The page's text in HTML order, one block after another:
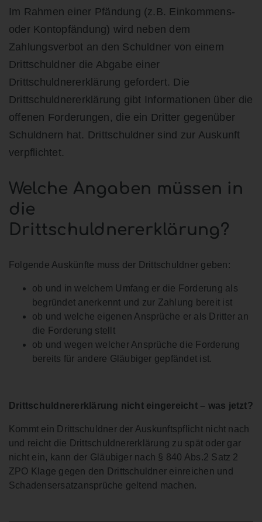
Im Rahmen einer Pfändung (z.B. Einkommens-
oder Kontopfändung) wird neben dem
Zahlungsverbot an den Schuldner von einem
Drittschuldner die Abgabe einer
Drittschuldnererklärung gefordert. Die
Drittschuldnererklärung gibt Informationen über die
offenen Forderungen, die ein Dritter gegenüber
Schuldnern hat. Drittschuldner sind zur Auskunft
verpflichtet.
Welche Angaben müssen in
die
Drittschuldnererklärung?
Folgende Auskünfte muss der Drittschuldner geben:
ob und in welchem Umfang er die Forderung als
begründet anerkennt und zur Zahlung bereit ist
ob und welche eigenen Ansprüche er als Dritter an
die Forderung stellt
ob und wegen welcher Ansprüche die Forderung
bereits für andere Gläubiger gepfändet ist.
Drittschuldnererklärung nicht eingereicht – was jetzt?
Kommt ein Drittschuldner der Auskunftspflicht nicht nach
und reicht die Drittschuldnererklärung zu spät oder gar
nicht ein, kann der Gläubiger nach § 840 Abs.2 Satz 2
ZPO Klage gegen den Drittschuldner einreichen und
Schadensersatzansprüche geltend machen.